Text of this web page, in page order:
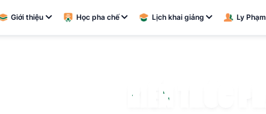
Giới thiệu Học pha chế Lịch khai giảng Ly Phạm
K N